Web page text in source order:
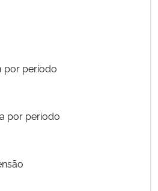
por período
por período